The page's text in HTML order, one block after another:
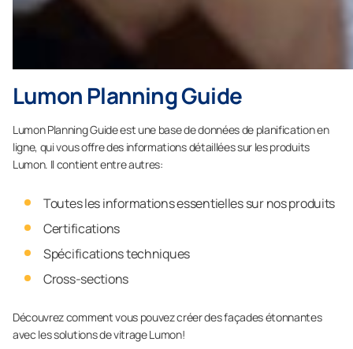
Lumon Planning Guide
Lumon Planning Guide est une base de données de planification en
ligne, qui vous offre des informations détaillées sur les produits
Lumon. Il contient entre autres:
Toutes les informations essentielles sur nos produits
Certifications
Spécifications techniques
Cross-sections
Découvrez comment vous pouvez créer des façades étonnantes
avec les solutions de vitrage Lumon!